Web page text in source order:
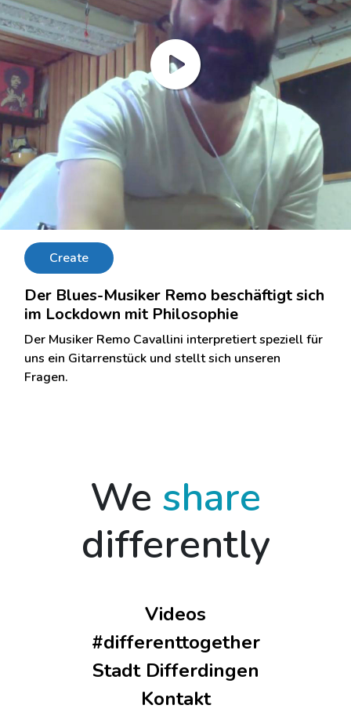
Create
Der Blues-Musiker Remo beschäftigt sich
im Lockdown mit Philosophie
Der Musiker Remo Cavallini interpretiert speziell für
uns ein Gitarrenstück und stellt sich unseren
Fragen.
We share
differently
Videos
#differenttogether
Stadt Differdingen
Kontakt